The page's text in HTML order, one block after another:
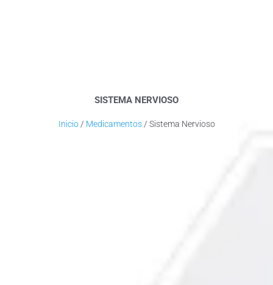
SISTEMA NERVIOSO
Inicio/ Medicamentos/ Sistema Nervioso